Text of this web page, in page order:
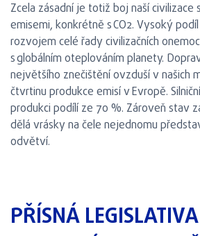
Zcela zásadní je totiž boj naší civilizace
emisemi, konkrétně s CO2. Vysoký
rozvojem celé řady civilizačních
s globálním oteplováním planety.
největšího znečištění ovzduší v našich
čtvrtinu produkce emisí v Evropě.
produkci podílí ze 70 %. Zároveň stav
dělá vrásky na čele nejednomu
odvětví.
PŘÍSNÁ